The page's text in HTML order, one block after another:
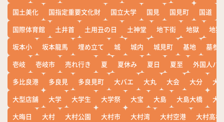
国土美化
国指定重要文化財 国立大学 国見 国見町 国道
国際体育館
土井首 土用丑の日 土神堂 地下街 地獄
地獄
坂本小
坂本龍馬 埋め立て 城 城内 城見町 基地
墓参
壱岐
壱岐市 売れ行き 夏 夏休み 夏日 夏至
外国人バ
多比良港
多良見 多良見町 大バエ 大丸 大会 大分
大
大型店舗
大学 大学生 大学祭 大宝 大島 大島大橋
大
大晦日
大村 大村公園 大村市 大村湾 大村空港
大村高校